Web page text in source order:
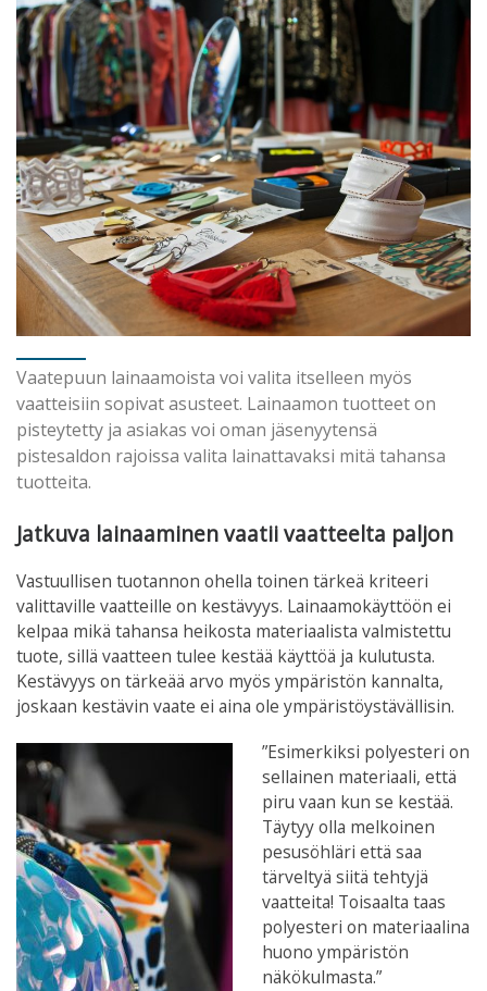
Vaatepuun lainaamoista voi valita itselleen myös
vaatteisiin sopivat asusteet. Lainaamon tuotteet on
pisteytetty ja asiakas voi oman jäsenyytensä
pistesaldon rajoissa valita lainattavaksi mitä tahansa
tuotteita.
Jatkuva lainaaminen vaatii vaatteelta paljon
Vastuullisen tuotannon ohella toinen tärkeä kriteeri
valittaville vaatteille on kestävyys. Lainaamokäyttöön ei
kelpaa mikä tahansa heikosta materiaalista valmistettu
tuote, sillä vaatteen tulee kestää käyttöä ja kulutusta.
Kestävyys on tärkeää arvo myös ympäristön kannalta,
joskaan kestävin vaate ei aina ole ympäristöystävällisin.
”Esimerkiksi polyesteri on
sellainen materiaali, että
piru vaan kun se kestää.
Täytyy olla melkoinen
pesusöhläri että saa
tärveltyä siitä tehtyjä
vaatteita! Toisaalta taas
polyesteri on materiaalina
huono ympäristön
näkökulmasta.”